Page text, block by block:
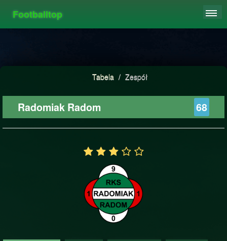
Footballtop
STATYSTYKI
Tabela / Zespół
Radomiak Radom 68